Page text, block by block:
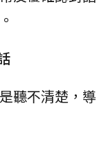
聽不清楚，導